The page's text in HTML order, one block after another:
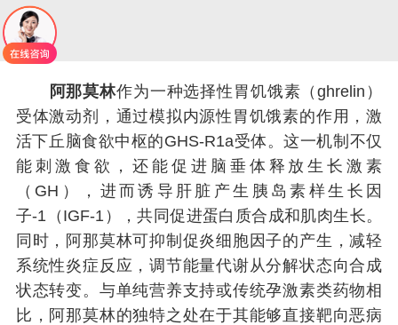
阿那莫林作为一种选择性胃饥饿素（ghrelin）
受体激动剂，通过模拟内源性胃饥饿素的作用，激
活下丘脑食欲中枢的GHS-R1a受体。这一机制不仅
能刺激食欲，还能促进脑垂体释放生长激素
（GH），进而诱导肝脏产生胰岛素样生长因
子-1（IGF-1），共同促进蛋白质合成和肌肉生长。
同时，阿那莫林可抑制促炎细胞因子的产生，减轻
系统性炎症反应，调节能量代谢从分解状态向合成
状态转变。与单纯营养支持或传统孕激素类药物相
比，阿那莫林的独特之处在于其能够直接靶向恶病